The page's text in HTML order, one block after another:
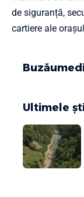
de siguranță,
cartiere ale
Ultimele